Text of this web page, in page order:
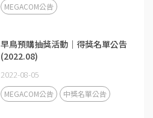
MEGACOM公告
早鳥預購抽獎活動｜得獎名單公告
(2022.08)
2022-08-05
MEGACOM公告 中獎名單公告